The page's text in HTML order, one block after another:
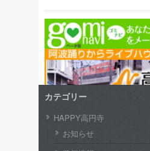
カテゴリー
HAPPY高円寺
お知らせ